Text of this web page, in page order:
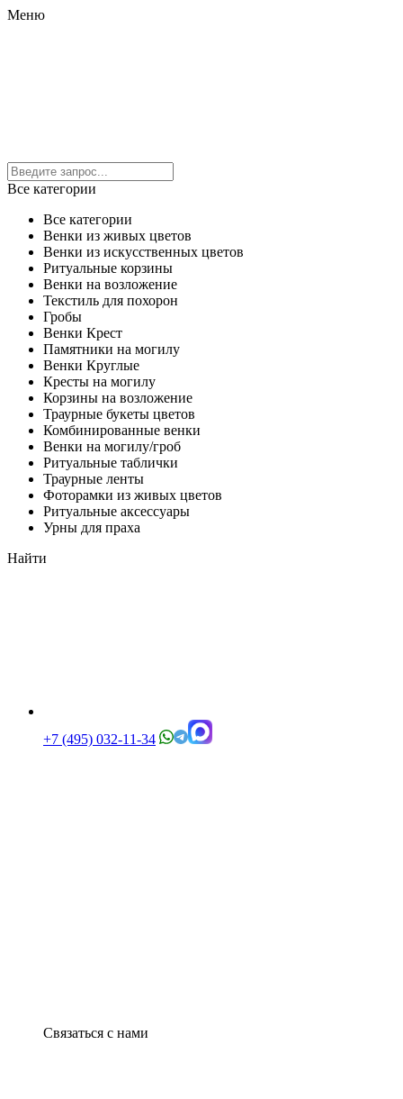
Меню
Все категории
Все категории
Венки из живых цветов
Венки из искусственных цветов
Ритуальные корзины
Венки на возложение
Текстиль для похорон
Гробы
Венки Крест
Памятники на могилу
Венки Круглые
Кресты на могилу
Корзины на возложение
Траурные букеты цветов
Комбинированные венки
Венки на могилу/гроб
Ритуальные таблички
Траурные ленты
Фоторамки из живых цветов
Ритуальные аксессуары
Урны для праха
Найти
+7 (495) 032-11-34
Связаться с нами